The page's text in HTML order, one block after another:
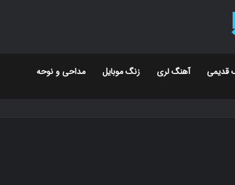
قدیمی آهنگ لری زنگ موبایل مداحی و نوحه